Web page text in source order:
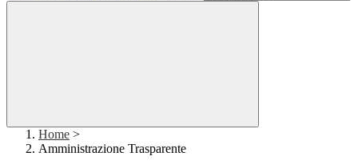
Home >
Amministrazione Trasparente